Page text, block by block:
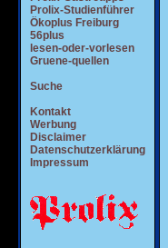
Prolix-Studienführer
Ökoplus Freiburg
56plus
lesen-oder-vorlesen
Gruene-quellen
Suche
Kontakt
Werbung
Disclaimer
Datenschutzerklärung
Impressum